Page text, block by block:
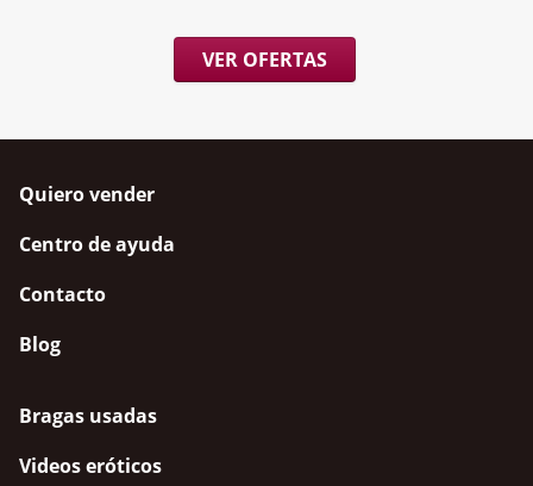
VER OFERTAS
Quiero vender
Centro de ayuda
Contacto
Blog
Bragas usadas
Videos eróticos